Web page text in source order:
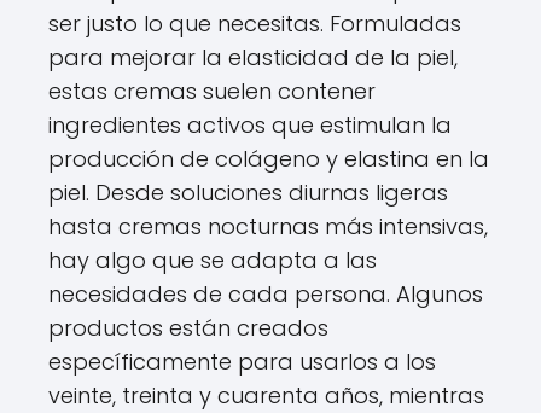
ser justo lo que necesitas. Formuladas
para mejorar la elasticidad de la piel,
estas cremas suelen contener
ingredientes activos que estimulan la
producción de colágeno y elastina en la
piel. Desde soluciones diurnas ligeras
hasta cremas nocturnas más intensivas,
hay algo que se adapta a las
necesidades de cada persona. Algunos
productos están creados
específicamente para usarlos a los
veinte, treinta y cuarenta años, mientras